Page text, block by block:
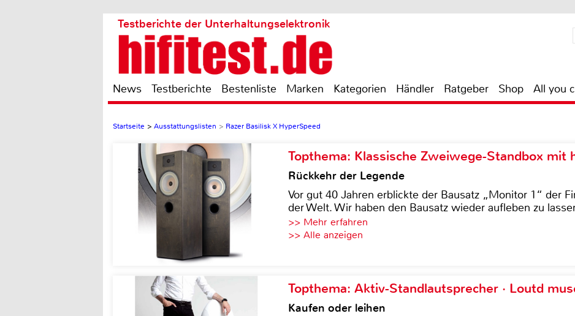
Testberichte der Unterhaltungselektronik
News Testberichte Bestenliste Marken Kategorien Händler Ratgeber Shop All you
Startseite > Ausstattungslisten > Razer Basilisk X HyperSpeed
Topthema: Klassische Zweiwege-Standbox mit
Rückkehr der Legende
Vor gut 40 Jahren erblickte der Bausatz „Monitor 1“ der
der Welt. Wir haben den Bausatz wieder aufleben zu
>> Mehr erfahren
>> Alle anzeigen
Topthema: Aktiv-Standlautsprecher · Loutd
Kaufen oder leihen